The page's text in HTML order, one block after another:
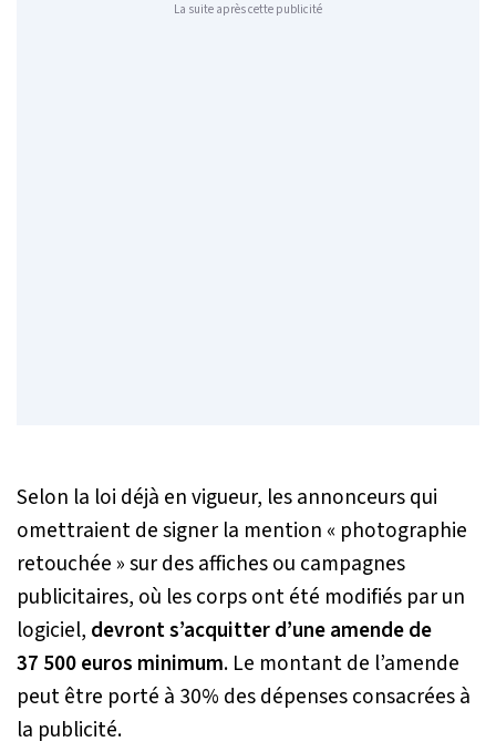
La suite après cette publicité
Selon la loi déjà en vigueur, les annonceurs qui
omettraient de signer la mention « photographie
retouchée » sur des affiches ou campagnes
publicitaires, où les corps ont été modifiés par un
logiciel, devront s’acquitter d’une amende de
37 500 euros minimum. Le montant de l’amende
peut être porté à 30% des dépenses consacrées à
la publicité.